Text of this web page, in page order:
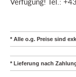
* Alle o.g. Preise sind
* Lieferung nach